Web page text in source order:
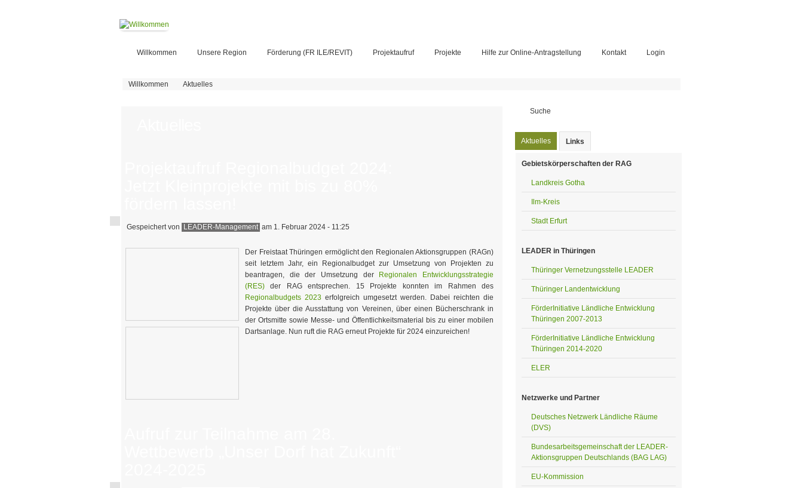
Willkommen Unsere Region Förderung (FR ILE/REVIT) Projektaufruf Projekte Hilfe zur Online-Antragstellung Kontakt Login
Sie sind hier
Willkommen Aktuelles
Suchformular
Aktuelles Links
Gebietskörperschaften der RAG
Landkreis Gotha
Ilm-Kreis
Stadt Erfurt
LEADER in Thüringen
Thüringer Vernetzungsstelle LEADER
Thüringer Landentwicklung
FörderInitiative Ländliche Entwicklung
Thüringen 2007-2013
FörderInitiative Ländliche Entwicklung
Thüringen 2014-2020
ELER
Netzwerke und Partner
Deutsches Netzwerk Ländliche Räume
(DVS)
Bundesarbeitsgemeinschaft der LEADER-
Aktionsgruppen Deutschlands (BAG LAG)
EU-Kommission
Gespeichert von LEADER-Management am 1. Februar 2024 - 11:25
Der Freistaat Thüringen ermöglicht den Regionalen Aktionsgruppen (RAGn)
seit letztem Jahr, ein Regionalbudget zur Umsetzung von Projekten zu
beantragen, die der Umsetzung der
Regionalen Entwicklungsstrategie
(RES) der RAG entsprechen. 15 Projekte konnten im Rahmen des
Regionalbudgets 2023 erfolgreich umgesetzt werden. Dabei reichten die
Projekte über die Ausstattung von Vereinen, über einen Bücherschrank in
der Ortsmitte sowie Messe- und Öffentlichkeitsmaterial bis zu einer mobilen
Dartsanlage. Nun ruft die RAG erneut Projekte für 2024 einzureichen!